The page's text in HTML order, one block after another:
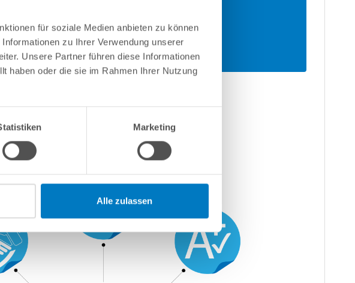
für soziale Medien anbieten zu können
zu Ihrer Verwendung unserer
Unsere Partner führen diese Informationen
haben oder die sie im Rahmen Ihrer Nutzung
Marketing
Alle zulassen